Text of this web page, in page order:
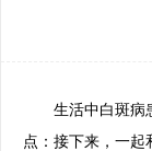
生活中白斑病患
点：接下来，一起